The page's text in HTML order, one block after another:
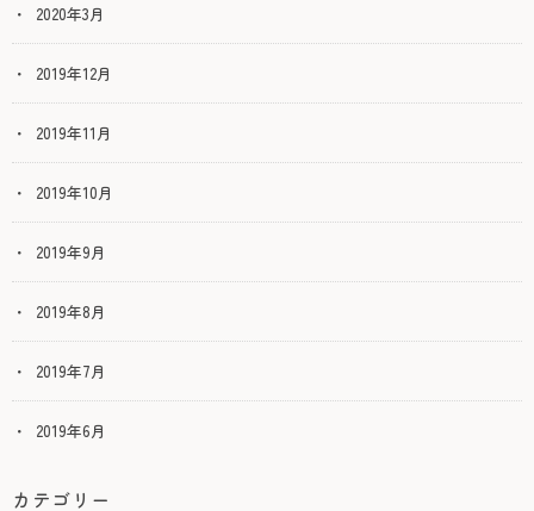
2020年3月
2019年12月
2019年11月
2019年10月
2019年9月
2019年8月
2019年7月
2019年6月
カテゴリー